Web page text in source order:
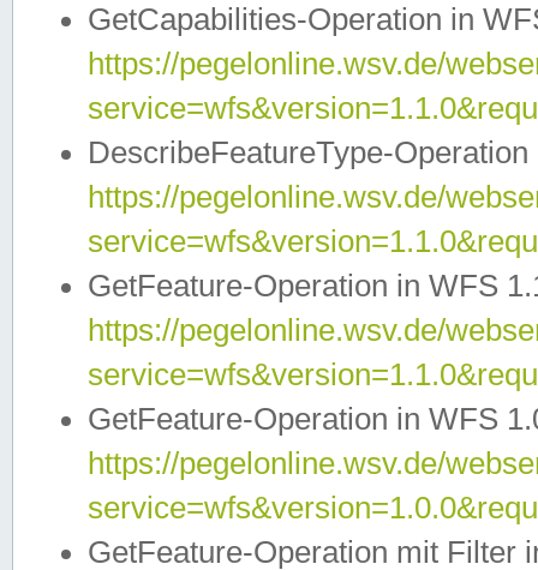
GetCapabilities-Operation in
https://pegelonline.wsv.de/
DescribeFeatureType-
https://pegelonline.wsv.de/
GetFeature-Operation in WFS
https://pegelonline.wsv.de/
GetFeature-Operation in WFS
https://pegelonline.wsv.de/
GetFeature-Operation mit Filter